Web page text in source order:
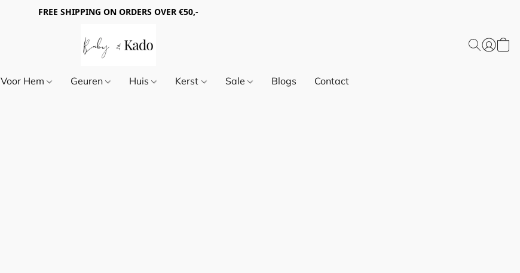
FREE SHIPPING ON ORDERS OVER €50,-
Voor Hem Geuren Huis Kerst Sale Blogs Contact